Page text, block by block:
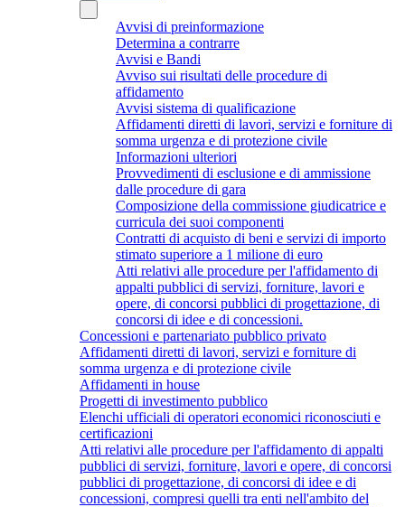
Avvisi di preinformazione
Determina a contrarre
Avvisi e Bandi
Avviso sui risultati delle procedure di
affidamento
Avvisi sistema di qualificazione
Affidamenti diretti di lavori, servizi e forniture di
somma urgenza e di protezione civile
Informazioni ulteriori
Provvedimenti di esclusione e di ammissione
dalle procedure di gara
Composizione della commissione giudicatrice e
curricula dei suoi componenti
Contratti di acquisto di beni e servizi di importo
stimato superiore a 1 milione di euro
Atti relativi alle procedure per l'affidamento di
appalti pubblici di servizi, forniture, lavori e
opere, di concorsi pubblici di progettazione, di
concorsi di idee e di concessioni.
Concessioni e partenariato pubblico privato
Affidamenti diretti di lavori, servizi e forniture di
somma urgenza e di protezione civile
Affidamenti in house
Progetti di investimento pubblico
Elenchi ufficiali di operatori economici riconosciuti e
certificazioni
Atti relativi alle procedure per l'affidamento di appalti
pubblici di servizi, forniture, lavori e opere, di concorsi
pubblici di progettazione, di concorsi di idee e di
concessioni, compresi quelli tra enti nell'ambito del